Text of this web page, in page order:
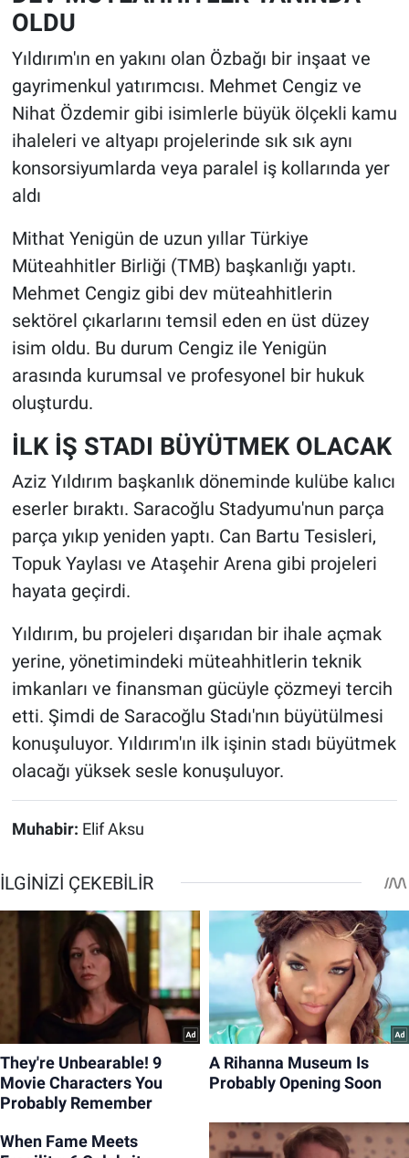
OLDU
Yıldırım'ın en yakını olan Özbağı bir inşaat ve
gayrimenkul yatırımcısı. Mehmet Cengiz ve
Nihat Özdemir gibi isimlerle büyük ölçekli kamu
ihaleleri ve altyapı projelerinde sık sık aynı
konsorsiyumlarda veya paralel iş kollarında yer
aldı
Mithat Yenigün de uzun yıllar Türkiye
Müteahhitler Birliği (TMB) başkanlığı yaptı.
Mehmet Cengiz gibi dev müteahhitlerin
sektörel çıkarlarını temsil eden en üst düzey
isim oldu. Bu durum Cengiz ile Yenigün
arasında kurumsal ve profesyonel bir hukuk
oluşturdu.
İLK İŞ STADI BÜYÜTMEK OLACAK
Aziz Yıldırım başkanlık döneminde kulübe kalıcı
eserler bıraktı. Saracoğlu Stadyumu'nun parça
parça yıkıp yeniden yaptı. Can Bartu Tesisleri,
Topuk Yaylası ve Ataşehir Arena gibi projeleri
hayata geçirdi.
Yıldırım, bu projeleri dışarıdan bir ihale açmak
yerine, yönetimindeki müteahhitlerin teknik
imkanları ve finansman gücüyle çözmeyi tercih
etti. Şimdi de Saracoğlu Stadı'nın büyütülmesi
konuşuluyor. Yıldırım'ın ilk işinin stadı büyütmek
olacağı yüksek sesle konuşuluyor.
Muhabir: Elif Aksu